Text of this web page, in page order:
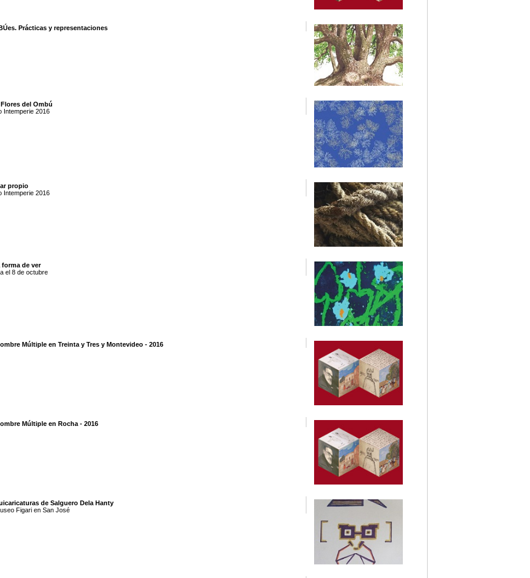
Prácticas y representaciones
del Ombú
Intemperie 2016
propio
Intemperie 2016
forma de ver
el 8 de octubre
Múltiple en Treinta y Tres y Montevideo - 2016
Múltiple en Rocha - 2016
de Salguero Dela Hanty
Figari en San José